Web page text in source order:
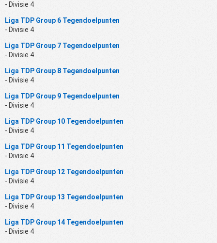
- Divisie 4
Liga TDP Group 6 Tegendoelpunten
- Divisie 4
Liga TDP Group 7 Tegendoelpunten
- Divisie 4
Liga TDP Group 8 Tegendoelpunten
- Divisie 4
Liga TDP Group 9 Tegendoelpunten
- Divisie 4
Liga TDP Group 10 Tegendoelpunten
- Divisie 4
Liga TDP Group 11 Tegendoelpunten
- Divisie 4
Liga TDP Group 12 Tegendoelpunten
- Divisie 4
Liga TDP Group 13 Tegendoelpunten
- Divisie 4
Liga TDP Group 14 Tegendoelpunten
- Divisie 4